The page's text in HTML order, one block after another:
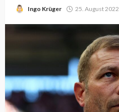
Ingo Krüger 25. August 2022